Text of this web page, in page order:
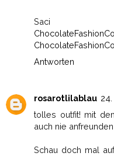
Saci
Antworten
rosarotlilablau
tolles outfit! mit
auch nie anfreunden
Schau doch mal